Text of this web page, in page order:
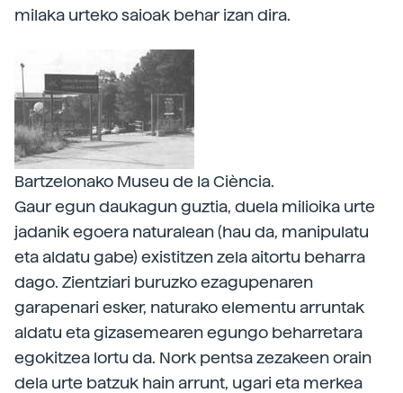
milaka urteko saioak behar izan dira.
Bartzelonako Museu de la Ciència.
Gaur egun daukagun guztia, duela milioika urte
jadanik egoera naturalean (hau da, manipulatu
eta aldatu gabe) existitzen zela aitortu beharra
dago. Zientziari buruzko ezagupenaren
garapenari esker, naturako elementu arruntak
aldatu eta gizasemearen egungo beharretara
egokitzea lortu da. Nork pentsa zezakeen orain
dela urte batzuk hain arrunt, ugari eta merkea